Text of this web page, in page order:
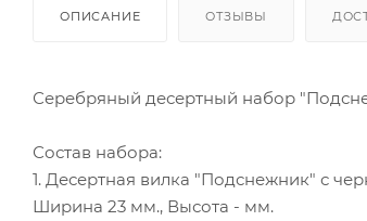
ОПИСАНИЕ ОТЗЫВЫ
Серебряный десертный набор
Состав набора:
1. Десертная вилка "Подснежник" с
Ширина 23 мм., Высота - мм.